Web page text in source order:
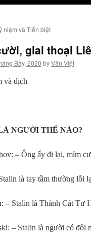
niệm và Tiễn biệt
giai thoại
Bảy, 2020 byVăn Việt
và dịch
NGƯỜI THẾ NÀO?
– Ông ấy đi lại, mỉm
là tay tầm thường lỗi
– Stalin là Thành Cát Tư
– Stalin là người có đôi